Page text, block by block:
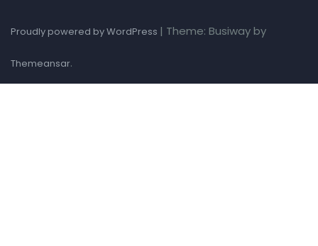
Proudly powered by WordPress | Theme: Busiway by
Themeansar.